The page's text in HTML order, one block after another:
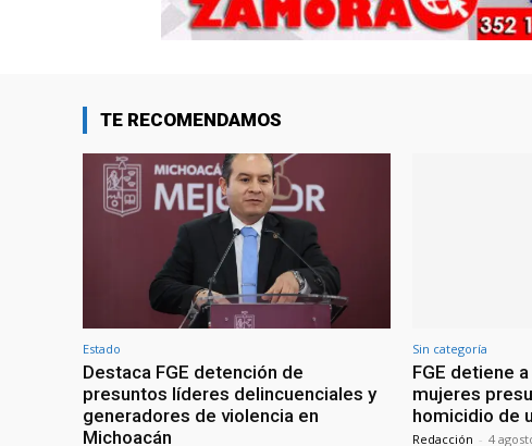
TE RECOMENDAMOS
Estado
Destaca FGE detención de
presuntos líderes delincuenciales y
generadores de violencia en
Michoacán
Sin categoría
FGE detiene
mujeres
homicidio de
Redacción - 4